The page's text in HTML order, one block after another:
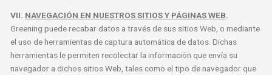
VII. NAVEGACIÓN EN NUESTROS SITIOS Y PÁGINAS WEB.
Greening puede recabar datos a través de sus sitios Web, o mediante
el uso de herramientas de captura automática de datos. Dichas
herramientas le permiten recolectar la información que envía su
navegador a dichos sitios Web, tales como el tipo de navegador que